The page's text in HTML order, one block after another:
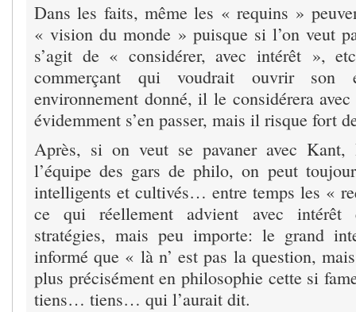
Dans les faits, même les « requins »
« vision du monde » puisque si l’on veut
s’agit de « considérer, avec intérêt »,
commerçant qui voudrait ouvrir son
environnement donné, il le considérera
évidemment s’en passer, mais il risque fort
Après, si on veut se pavaner avec Kant,
l’équipe des gars de philo, on peut
intelligents et cultivés… entre temps les «
ce qui réellement advient avec intérêt
stratégies, mais peu importe: le grand
informé que « là n’ est pas la question,
plus précisément en philosophie cette si
tiens… tiens… qui l’aurait dit.